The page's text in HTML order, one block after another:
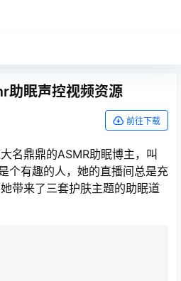
助眠声控视频资源
前往下载
名鼎鼎的ASMR助眠博主，叫
个有趣的人，她的直播间总是充
带来了三套护肤主题的助眠道